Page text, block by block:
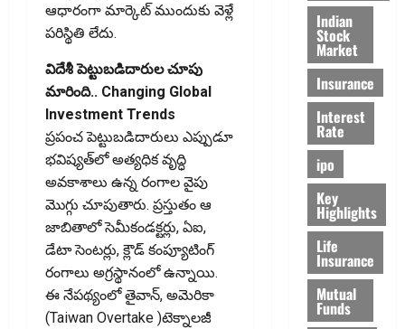
ఆధారంగా మార్కెట్ ముందుకు వెళ్లే
పరిస్థితి లేదు.
విదేశీ పెట్టుబడిదారుల చూపు
మారింది.. Changing Global
Investment Trends
ప్రపంచ పెట్టుబడిదారులు ఎప్పుడూ
భవిష్యత్‌లో అత్యధిక వృద్ధి
అవకాశాలు ఉన్న రంగాల వైపు
మొగ్గు చూపుతారు. ప్రస్తుతం ఆ
జాబితాలో సెమీకండక్టర్లు, ఏఐ,
డేటా సెంటర్లు, క్లౌడ్ కంప్యూటింగ్
రంగాలు అగ్రస్థానంలో ఉన్నాయి.
ఈ నేపథ్యంలో తైవాన్‌, అమెరికా
(Taiwan Overtake )టెక్నాలజీ
Indian
Stock
Market
Insurance
Interest
Rate
ipo
Key
Highlights
Life
Insurance
Mutual
Funds